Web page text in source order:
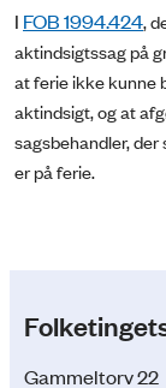
I FOB 1994.424,
aktindsigtssag på
at ferie ikke kunne
aktindsigt, og at
sagsbehandler,
er på ferie.
Gammeltorv 22